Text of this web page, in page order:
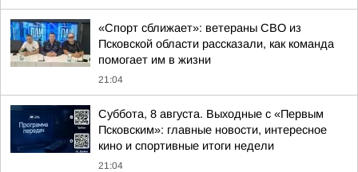
«Спорт сближает»: ветераны СВО из
Псковской области рассказали, как команда
помогает им в жизни
21:04
Суббота, 8 августа. Выходные с «Первым
Псковским»: главные новости, интересное
кино и спортивные итоги недели
21:04